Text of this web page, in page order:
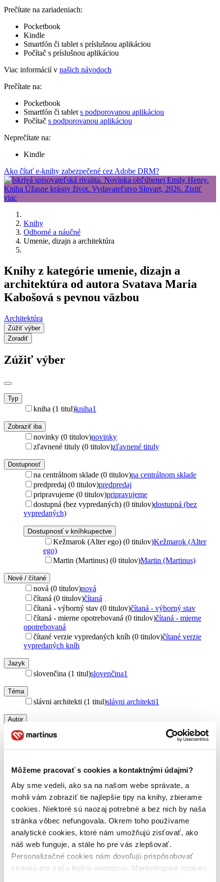
Môžeme pracovať s cookies a kontaktnými údajmi?
Aby sme vedeli, ako sa na našom webe správate, a
mohli vám zobraziť tie najlepšie tipy na knihy, zbierame
cookies. Niektoré sú naozaj potrebné a bez nich by naša
stránka vôbec nefungovala. Okrem toho používame
analytické cookies, ktoré nám umožňujú zisťovať, ako
náš web funguje, a stále ho pre vás zlepšovať.
Personalizačné cookies nám dovoľujú prispôsobovať
stránku pre vašu lepšiu orientáciu. Marketingové cookies
Prečítate na zariadeniach:
Pocketbook
Kindle
Smartfón či tablet s príslušnou aplikáciou
Počítač s príslušnou aplikáciou
Viac informácií v našich návodoch
Prečítate na:
Pocketbook
Smartfón či tablet s podporovanou aplikáciou
Počítač s podporovanou aplikáciou
Neprečítate na:
Kindle
Ako čítať e-knihy zabezpečené cez Adobe DRM?
Knihy
Odborné a náučné
Umenie, dizajn a architektúra
Knihy z kategórie umenie, dizajn a
architektúra od autora Svatava Maria
Kabošová s pevnou väzbou
Architektúra
Zúžiť výber
Zoradiť
Zúžiť výber
Typ
kniha (1 titul)kniha1
Zobraziť iba
novinky (0 titulov)novinky
zľavnené tituly (0 titulov)zľavnené tituly
Dostupnosť
na centrálnom sklade (0 titulov)na centrálnom sklade
predpredaj (0 titulov)predpredaj
pripravujeme (0 titulov)pripravujeme
dostupná (bez vypredaných) (0 titulov)dostupná (bez
vypredaných)
Dostupnosť v kníhkupectve
Kežmarok (Alter ego) (0 titulov)Kežmarok (Alter
ego)
Martin (Martinus) (0 titulov)Martin (Martinus)
Nové / čítané
nová (0 titulov)nová
čítaná (0 titulov)čítaná
čítaná - výborný stav (0 titulov)čítaná - výborný stav
čítaná - mierne opotrebovaná (0 titulov)čítaná - mierne
opotrebovaná
čítané verzie vypredaných kníh (0 titulov)čítané verzie
vypredaných kníh
Jazyk
slovenčina (1 titul)slovenčina1
Téma
slávni architekti (1 titul)slávni architekti1
Autor
Ladislav Kaboš (1 titul)
Svatava Maria Kabošová (1 titul)
Svatava Maria
Kabošová1
Vydavateľstvo
MEDIA FILM (1 titul) MEDIA FILM1
Väzba
pevná väzba (1 titul) pevná väzba 1
Zúžiť výber
Zoradiť